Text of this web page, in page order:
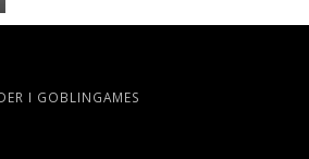
I GOBLINGAMES